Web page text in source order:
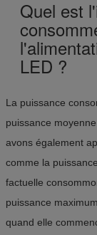
Quel est
LED ?
La puissance
puissance
avons également
comme la
factuelle
puissance
quand elle